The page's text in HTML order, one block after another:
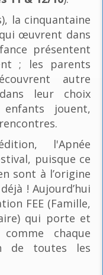
la cinquantaine
œuvrent dans
présentent
; les parents
autre
leur choix
jouent,
l'Apnée
puisque ce
sont à l’origine
! Aujourd’hui
FEE (Famille,
qui porte et
chaque
de toutes les